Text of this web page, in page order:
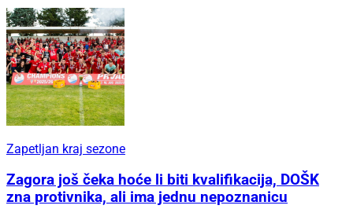
Zapetljan kraj sezone
Zagora još čeka hoće li biti kvalifikacija, DOŠK
zna protivnika, ali ima jednu nepoznanicu